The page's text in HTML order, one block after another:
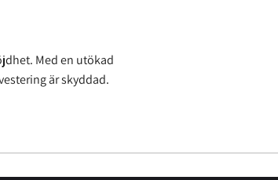
Med en utökad
är skyddad.